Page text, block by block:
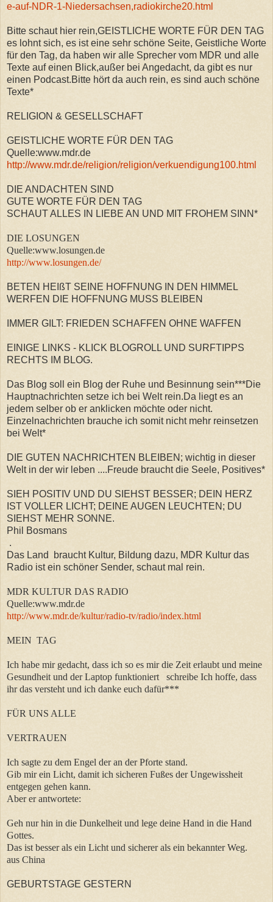
e-auf-NDR-1-Niedersachsen,radiokirche20.html
Bitte schaut hier rein,GEISTLICHE WORTE FÜR DEN TAG
es lohnt sich, es ist eine sehr schöne Seite, Geistliche Worte
für den Tag, da haben wir alle Sprecher vom MDR und alle
Texte auf einen Blick,außer bei Angedacht, da gibt es nur
einen Podcast.Bitte hört da auch rein, es sind auch schöne
Texte*
RELIGION & GESELLSCHAFT
GEISTLICHE WORTE FÜR DEN TAG
Quelle:www.mdr.de
http://www.mdr.de/religion/religion/verkuendigung100.html
DIE ANDACHTEN SIND
GUTE WORTE FÜR DEN TAG
SCHAUT ALLES IN LIEBE AN UND MIT FROHEM SINN*
DIE LOSUNGEN
Quelle:www.losungen.de
http://www.losungen.de/
BETEN HEIßT SEINE HOFFNUNG IN DEN HIMMEL
WERFEN DIE HOFFNUNG MUSS BLEIBEN
IMMER GILT: FRIEDEN SCHAFFEN OHNE WAFFEN
EINIGE LINKS - KLICK BLOGROLL UND SURFTIPPS
RECHTS IM BLOG.
Das Blog soll ein Blog der Ruhe und Besinnung sein***Die
Hauptnachrichten setze ich bei Welt rein.Da liegt es an
jedem selber ob er anklicken möchte oder nicht.
Einzelnachrichten brauche ich somit nicht mehr reinsetzen
bei Welt*
DIE GUTEN NACHRICHTEN BLEIBEN; wichtig in dieser
Welt in der wir leben ....Freude braucht die Seele, Positives*
SIEH POSITIV UND DU SIEHST BESSER; DEIN HERZ
IST VOLLER LICHT; DEINE AUGEN LEUCHTEN; DU
SIEHST MEHR SONNE.
Phil Bosmans
.
Das Land braucht Kultur, Bildung dazu, MDR Kultur das
Radio ist ein schöner Sender, schaut mal rein.
MDR KULTUR DAS RADIO
Quelle:www.mdr.de
http://www.mdr.de/kultur/radio-tv/radio/index.html
MEIN TAG
Ich habe mir gedacht, dass ich so es mir die Zeit erlaubt und meine
Gesundheit und der Laptop funktioniert schreibe Ich hoffe, dass
ihr das versteht und ich danke euch dafür***
FÜR UNS ALLE
VERTRAUEN
Ich sagte zu dem Engel der an der Pforte stand.
Gib mir ein Licht, damit ich sicheren Fußes der Ungewissheit
entgegen gehen kann.
Aber er antwortete:
Geh nur hin in die Dunkelheit und lege deine Hand in die Hand
Gottes.
Das ist besser als ein Licht und sicherer als ein bekannter Weg.
aus China
GEBURTSTAGE GESTERN